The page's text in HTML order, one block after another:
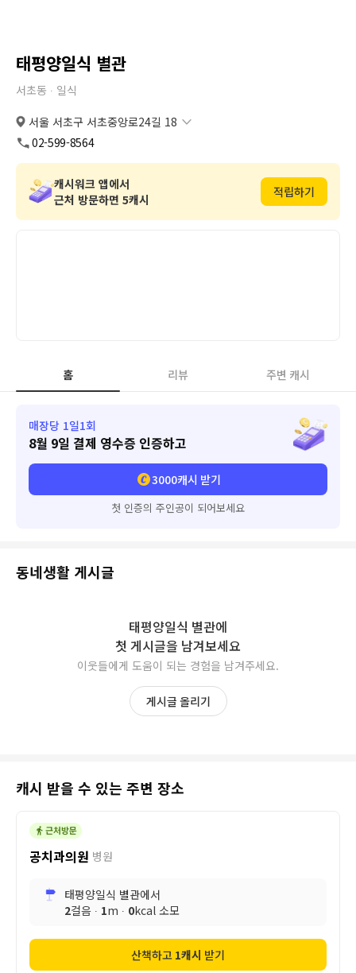
태평양일식 별관
서초동 ∙ 일식
서울 서초구 서초중앙로24길 18
도로명 서울 서초구 서초중앙로24길 18
02-599-8564
캐시워크 앱에서
근처 방문하면 5캐시
적립하기
홈 리뷰 주변 캐시
매장당 1일1회
8월 9일 결제 영수증 인증하고
3000캐시 받기
첫 인증의 주인공이 되어보세요
동네생활 게시글
태평양일식 별관에
첫 게시글을 남겨보세요
이웃들에게 도움이 되는 경험을 남겨주세요.
게시글 올리기
캐시 받을 수 있는 주변 장소
공치과의원 병원
태평양일식 별관에서
2걸음 ∙ 1m ∙ 0kcal 소모
산책하고 1캐시 받기